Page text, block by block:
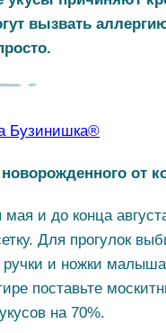
вызвать
от
и до конца
Для прогулок
ручки и ножки
поставьте
на 70%.